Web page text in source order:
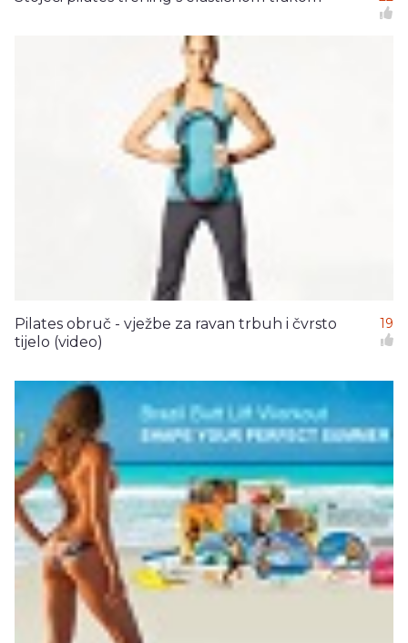
Pilates obruč - vježbe za ravan trbuh i čvrsto
tijelo (video)
19